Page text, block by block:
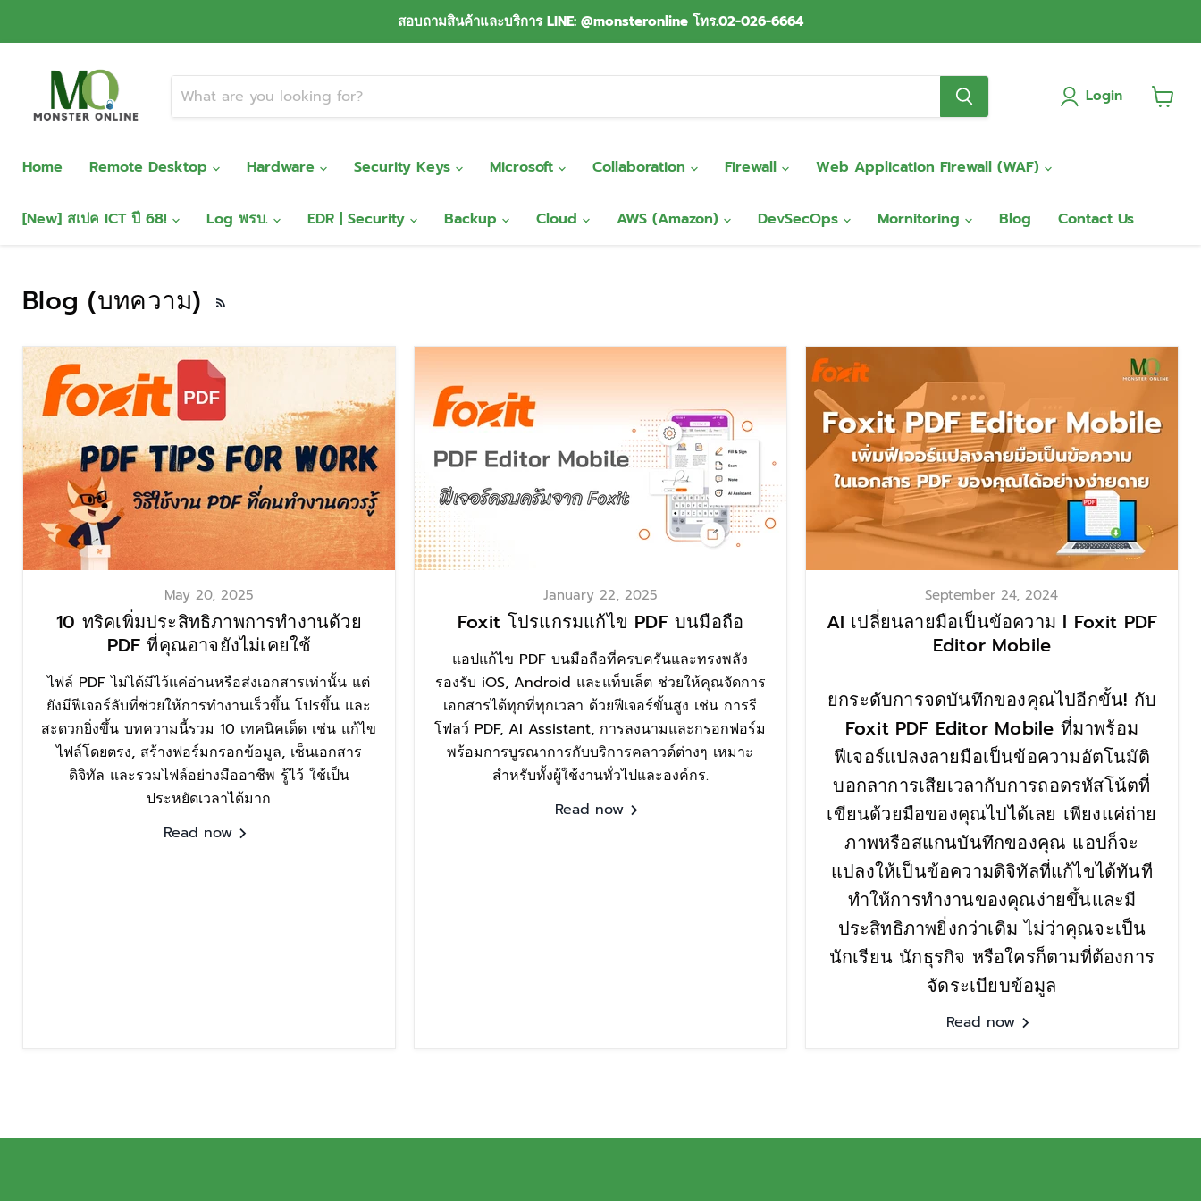
สอบถามสินค้าและบริการ LINE: @monsteronline โทร.02-026-6664
Login
View
Home
Remote Desktop Hardware Security Keys Microsoft Collaboration Firewall Web Application Firewall (WAF)
[New] สเปค ICT ปี 68! Log พรบ. EDR | Security Backup Cloud AWS (Amazon) DevSecOps Mornitoring Blog Contact Us
Blog (บทความ) RSS
May 20, 2025
10 ทริคเพิ่มประสิทธิภาพการทำงานด้วย
PDF ที่คุณอาจยังไม่เคยใช้
ไฟล์ PDF ไม่ได้มีไว้แค่อ่านหรือส่งเอกสารเท่านั้น แต่
ยังมีฟีเจอร์ลับที่ช่วยให้การทำงานเร็วขึ้น โปรขึ้น และ
สะดวกยิ่งขึ้น บทความนี้รวม 10 เทคนิคเด็ด เช่น แก้ไข
ไฟล์โดยตรง, สร้างฟอร์มกรอกข้อมูล, เซ็นเอกสาร
ดิจิทัล และรวมไฟล์อย่างมืออาชีพ รู้ไว้ ใช้เป็น
ประหยัดเวลาได้มาก
Read now
January 22, 2025
Foxit โปรแกรมแก้ไข PDF บนมือถือ
แอปแก้ไข PDF บนมือถือที่ครบครันและทรงพลัง
รองรับ iOS, Android และแท็บเล็ต ช่วยให้คุณจัดการ
เอกสารได้ทุกที่ทุกเวลา ด้วยฟีเจอร์ขั้นสูง เช่น การรี
โฟลว์ PDF, AI Assistant, การลงนามและกรอกฟอร์ม
พร้อมการบูรณาการกับบริการคลาวด์ต่างๆ เหมาะ
สำหรับทั้งผู้ใช้งานทั่วไปและองค์กร.
Read now
September 24, 2024
AI เปลี่ยนลายมือเป็นข้อความ l Foxit PDF
Editor Mobile
ยกระดับการจดบันทึกของคุณไปอีกขั้น! กับ
Foxit PDF Editor Mobile ที่มาพร้อม
ฟีเจอร์แปลงลายมือเป็นข้อความอัตโนมัติ
บอกลาการเสียเวลากับการถอดรหัสโน้ตที่
เขียนด้วยมือของคุณไปได้เลย เพียงแค่ถ่าย
ภาพหรือสแกนบันทึกของคุณ แอปก็จะ
แปลงให้เป็นข้อความดิจิทัลที่แก้ไขได้ทันที
ทำให้การทำงานของคุณง่ายขึ้นและมี
ประสิทธิภาพยิ่งกว่าเดิม ไม่ว่าคุณจะเป็น
นักเรียน นักธุรกิจ หรือใครก็ตามที่ต้องการ
จัดระเบียบข้อมูล
Read now